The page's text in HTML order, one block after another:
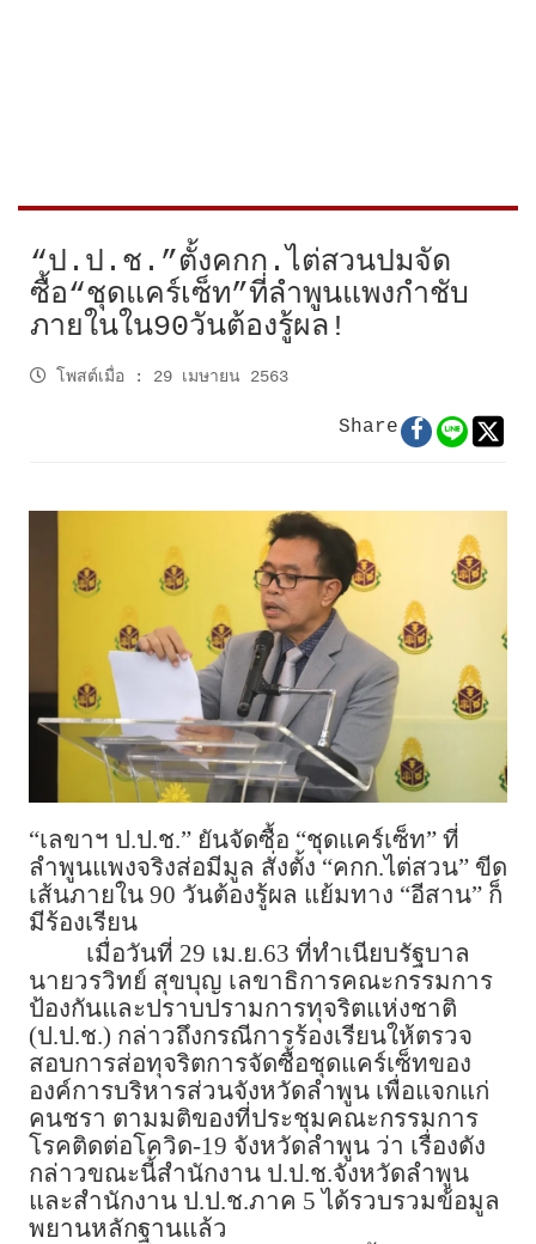
“ป.ป.ช.”ตั้งคกก.ไต่สวนปมจัด
ซื้อ“ชุดแคร์เซ็ท”ที่ลำพูนแพงกำชับ
ภายในใน90วันต้องรู้ผล!
โพสต์เมื่อ : 29 เมษายน 2563
Share
“เลขาฯ ป.ป.ช.” ยันจัดซื้อ “ชุดแคร์เซ็ท” ที่
ลำพูนแพงจริงส่อมีมูล สั่งตั้ง “คกก.ไต่สวน” ขีด
เส้นภายใน 90 วันต้องรู้ผล แย้มทาง “อีสาน” ก็
มีร้องเรียน
เมื่อวันที่ 29 เม.ย.63 ที่ทำเนียบรัฐบาล
นายวรวิทย์ สุขบุญ เลขาธิการคณะกรรมการ
ป้องกันและปราบปรามการทุจริตแห่งชาติ
(ป.ป.ช.) กล่าวถึงกรณีการร้องเรียนให้ตรวจ
สอบการส่อทุจริตการจัดซื้อชุดแคร์เซ็ทของ
องค์การบริหารส่วนจังหวัดลำพูน เพื่อแจกแก่
คนชรา ตามมติของที่ประชุมคณะกรรมการ
โรคติดต่อโควิด-19 จังหวัดลำพูน ว่า เรื่องดัง
กล่าวขณะนี้สำนักงาน ป.ป.ช.จังหวัดลำพูน
และสำนักงาน ป.ป.ช.ภาค 5 ได้รวบรวมข้อมูล
พยานหลักฐานแล้ว